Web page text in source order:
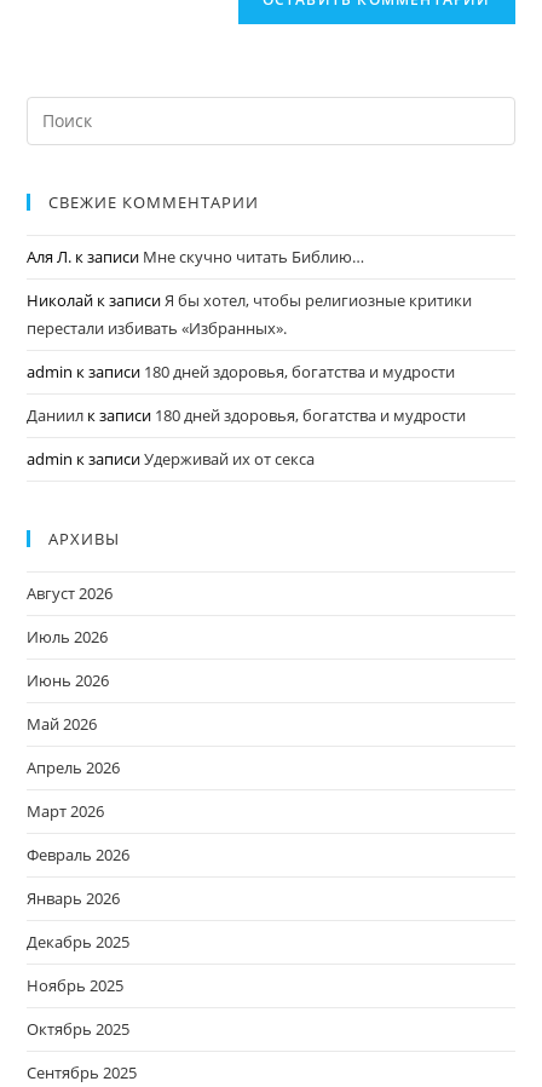
СВЕЖИЕ КОММЕНТАРИИ
Аля Л. к записи Мне скучно читать Библию…
Николай к записиЯ бы хотел, чтобы религиозные критики
перестали избивать «Избранных».
admin к записи 180 дней здоровья, богатства и мудрости
Даниил к записи 180 дней здоровья, богатства и мудрости
admin к записиУдерживай их от секса
АРХИВЫ
Август 2026
Июль 2026
Июнь 2026
Май 2026
Апрель 2026
Март 2026
Февраль 2026
Январь 2026
Декабрь 2025
Ноябрь 2025
Октябрь 2025
Сентябрь 2025